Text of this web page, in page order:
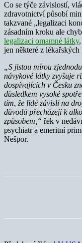
Co se týče závislostí,
zdravotnictví působí
takzvané „legalizaci
zásadním kroku ale
legalizaci omamné látky
jen některé z
„S jistou mírou
návykové látky zvyšuje
dospívajících v Česku
důsledkem vysoké
tím, že lidé závislí na
důvodů přecházejí k
způsobem,“ řek v
psychiatr a emeritní
Nešpor.